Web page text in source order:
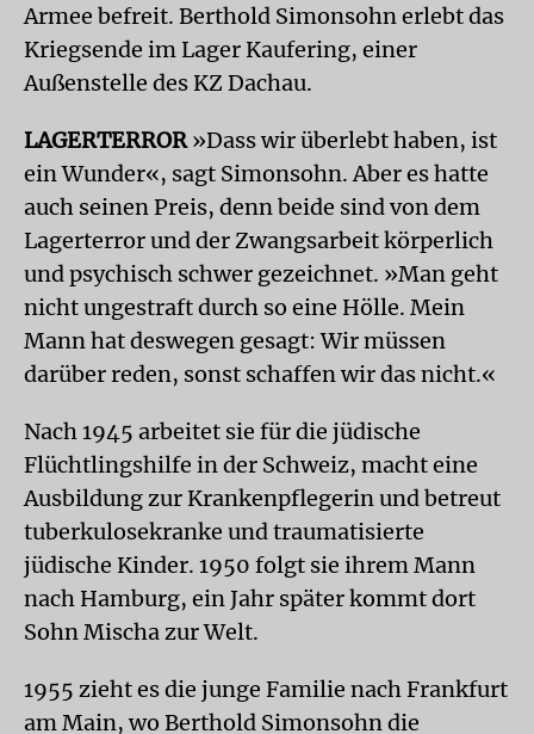
Armee befreit. Berthold Simonsohn erlebt das
Kriegsende im Lager Kaufering, einer
Außenstelle des KZ Dachau.
LAGERTERROR»Dass wir überlebt haben, ist
ein Wunder«, sagt Simonsohn. Aber es hatte
auch seinen Preis, denn beide sind von dem
Lagerterror und der Zwangsarbeit körperlich
und psychisch schwer gezeichnet. »Man geht
nicht ungestraft durch so eine Hölle. Mein
Mann hat deswegen gesagt: Wir müssen
darüber reden, sonst schaffen wir das nicht.«
Nach 1945 arbeitet sie für die jüdische
Flüchtlingshilfe in der Schweiz, macht eine
Ausbildung zur Krankenpflegerin und betreut
tuberkulosekranke und traumatisierte
jüdische Kinder. 1950 folgt sie ihrem Mann
nach Hamburg, ein Jahr später kommt dort
Sohn Mischa zur Welt.
1955 zieht es die junge Familie nach Frankfurt
am Main, wo Berthold Simonsohn die